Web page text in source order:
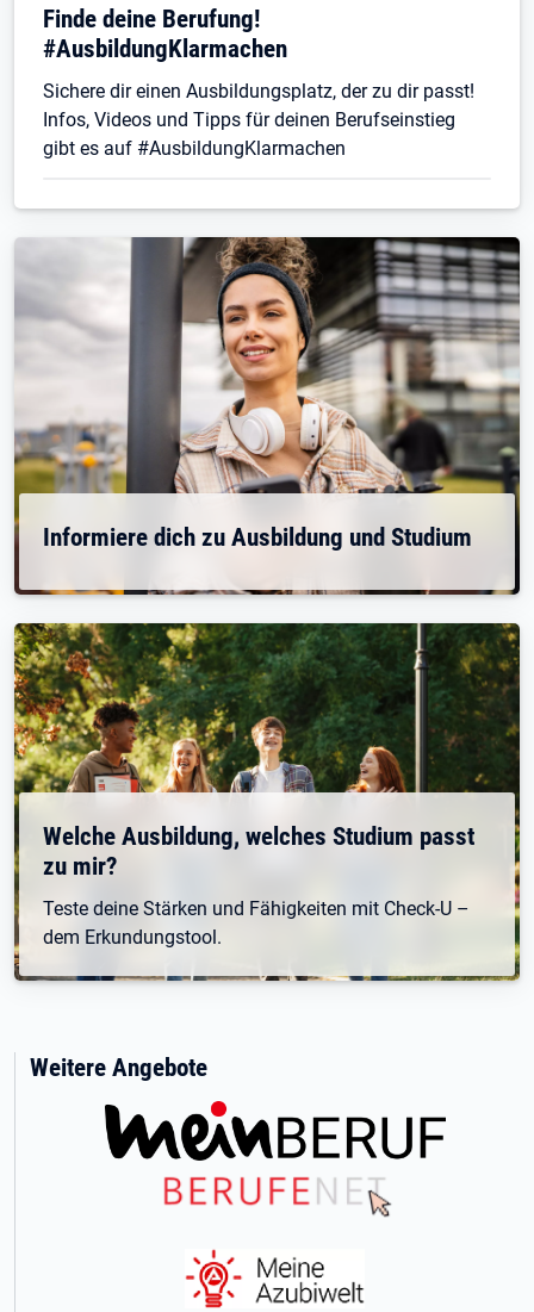
Finde deine Berufung!
#AusbildungKlarmachen
Sichere dir einen Ausbildungsplatz, der zu dir passt!
Infos, Videos und Tipps für deinen Berufseinstieg
gibt es auf #AusbildungKlarmachen
Informiere dich zu Ausbildung und Studium
Welche Ausbildung, welches Studium passt
zu mir?
Teste deine Stärken und Fähigkeiten mit Check-U –
dem Erkundungstool.
Weitere Angebote